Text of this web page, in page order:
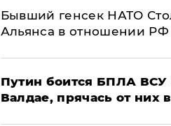
Бывший генсек НАТО
Альянса в отношении РФ
Путин боится БПЛА ВСУ
Валдае, прячась от них